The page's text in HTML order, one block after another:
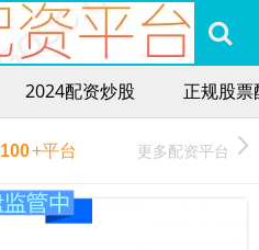
2024配资炒股 正规股票
100+平台 更多配资平台